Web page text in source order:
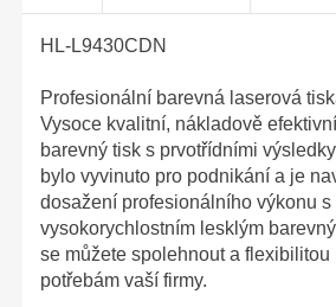
HL-L9430CDN
Profesionální barevná laserová
Vysoce kvalitní, nákladově
barevný tisk s prvotřídními
bylo vyvinuto pro podnikání a je
dosažení profesionálního výkonu s
vysokorychlostním lesklým
se můžete spolehnout a
potřebám vaší firmy.